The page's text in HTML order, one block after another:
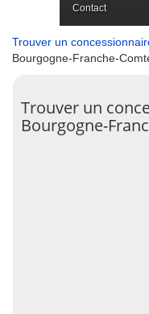
Contact
Trouver un
Bourgogne-Franche-
Trouver un
Bourgogne-